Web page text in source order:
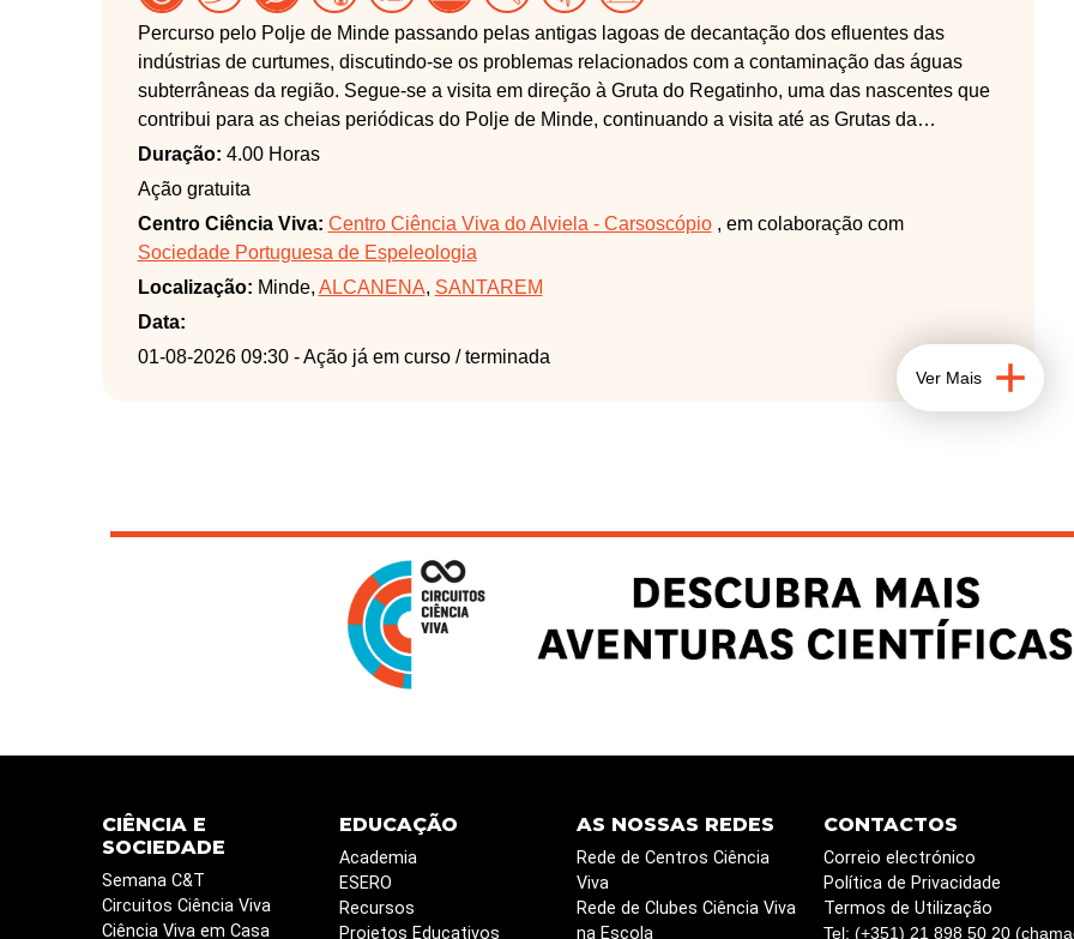
Percurso pelo Polje de Minde passando pelas antigas lagoas de decantação dos efluentes das
indústrias de curtumes, discutindo-se os problemas relacionados com a contaminação das águas
subterrâneas da região. Segue-se a visita em direção à Gruta do Regatinho, uma das nascentes que
contribui para as cheias periódicas do Polje de Minde, continuando a visita até as Grutas da
Contenda e da Pena.
Duração: 4.00 Horas
Ação gratuita
Centro Ciência Viva: Centro Ciência Viva do Alviela - Carsoscópio, em colaboração com
Sociedade Portuguesa de Espeleologia
Localização: Minde, ALCANENA, SANTAREM
Data:
01-08-2026 09:30 - Ação já em curso / terminada
Ver Mais
CIÊNCIA E
SOCIEDADE
Semana C&T
Circuitos Ciência Viva
Ciência Viva em Casa
EDUCAÇÃO
Academia
ESERO
Recursos
Projetos Educativos
AS NOSSAS REDES
Rede de Centros Ciência
Viva
Rede de Clubes Ciência Viva
na Escola
CONTACTOS
Correio electrónico
Política de Privacidade
Termos de Utilização
Tel: (+351) 21 898 50 20